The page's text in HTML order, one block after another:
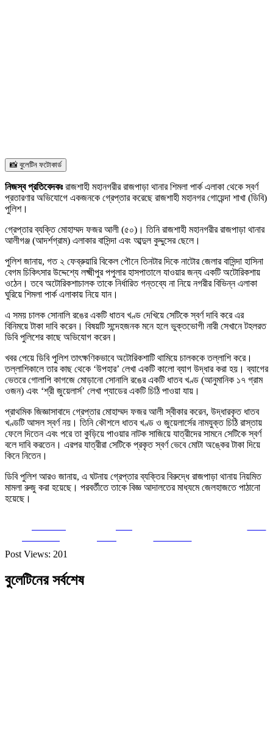
📸 বুলেটিন ফটোকার্ড
নিজস্ব প্রতিবেদকঃরাজশাহী মহানগরীর রাজপাড়া থানার শিমলা পার্ক এলাকা থেকে স্বর্ণ
প্রতারণার অভিযোগে একজনকে গ্রেপ্তার করেছে রাজশাহী মহানগর গোয়েন্দা শাখা (ডিবি)
পুলিশ।
গ্রেপ্তার ব্যক্তি মোহাম্মদ ফজর আলী (৫০)। তিনি রাজশাহী মহানগরীর রাজপাড়া থানার
আলীগঞ্জ (আদর্শগ্রাম) এলাকার বাসিন্দা এবং আব্দুল কুদ্দুসের ছেলে।
পুলিশ জানায়, গত ২ ফেব্রুয়ারি বিকেল পৌনে তিনটার দিকে নাটোর জেলার বাসিন্দা হাসিনা
বেগম চিকিৎসার উদ্দেশ্যে লক্ষ্মীপুর পপুলার হাসপাতালে যাওয়ার জন্য একটি অটোরিকশায়
ওঠেন। তবে অটোরিকশাচালক তাকে নির্ধারিত গন্তব্যে না নিয়ে নগরীর বিভিন্ন এলাকা
ঘুরিয়ে শিমলা পার্ক এলাকায় নিয়ে যান।
এ সময় চালক সোনালি রঙের একটি ধাতব খণ্ড দেখিয়ে সেটিকে স্বর্ণ দাবি করে এর
বিনিময়ে টাকা দাবি করেন। বিষয়টি সন্দেহজনক মনে হলে ভুক্তভোগী নারী সেখানে টহলরত
ডিবি পুলিশের কাছে অভিযোগ করেন।
খবর পেয়ে ডিবি পুলিশ তাৎক্ষণিকভাবে অটোরিকশাটি থামিয়ে চালককে তল্লাশি করে।
তল্লাশিকালে তার কাছ থেকে ‘উপহার’ লেখা একটি কালো ব্যাগ উদ্ধার করা হয়। ব্যাগের
ভেতরে গোলাপি কাগজে মোড়ানো সোনালি রঙের একটি ধাতব খণ্ড (আনুমানিক ১৭ গ্রাম
ওজন) এবং ‘শ্রী জুয়েলার্স’ লেখা প্যাডের একটি চিঠি পাওয়া যায়।
প্রাথমিক জিজ্ঞাসাবাদে গ্রেপ্তার মোহাম্মদ ফজর আলী স্বীকার করেন, উদ্ধারকৃত ধাতব
খণ্ডটি আসল স্বর্ণ নয়। তিনি কৌশলে ধাতব খণ্ড ও জুয়েলার্সের নামযুক্ত চিঠি রাস্তায়
ফেলে দিতেন এবং পরে তা কুড়িয়ে পাওয়ার নাটক সাজিয়ে যাত্রীদের সামনে সেটিকে স্বর্ণ
বলে দাবি করতেন। এরপর যাত্রীরা সেটিকে প্রকৃত স্বর্ণ ভেবে মোটা অঙ্কের টাকা দিয়ে
কিনে নিতেন।
ডিবি পুলিশ আরও জানায়, এ ঘটনায় গ্রেপ্তার ব্যক্তির বিরুদ্ধে রাজপাড়া থানায় নিয়মিত
মামলা রুজু করা হয়েছে। পরবর্তীতে তাকে বিজ্ঞ আদালতের মাধ্যমে জেলহাজতে পাঠানো
হয়েছে।
Post Views: 201
বুলেটিনের সর্বশেষ